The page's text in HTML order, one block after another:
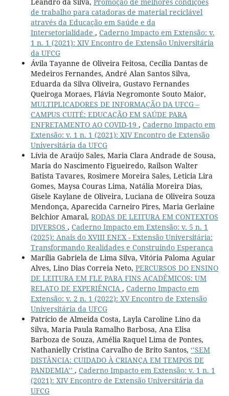
de trabalho para catadoras de material reciclável
através da Educação em Saúde e da
Intersetorialidade , Caderno Impacto em Extensão: v.
1 n. 1 (2021): XIV Encontro de Extensão Universitária
da UFCG
Ávila Tayanne de Oliveira Feitosa, Cecília Dantas de
Medeiros Fernandes, André Alan Santos Silva,
Eduarda da Silva Oliveira, Gustavo Fernandes
Queiroga Moraes, Flávia Negromonte Souto Maior,
MULTIPLICADORES DE INFORMAÇÃO DA UFCG –
CAMPUS CUITÉ: EDUCAÇÃO EM SAÚDE PARA
ENFRETAMENTO AO COVID-19 , Caderno Impacto em
Extensão: v. 1 n. 1 (2021): XIV Encontro de Extensão
Universitária da UFCG
Lívia de Araújo Sales, Maria Clara Andrade de Sousa,
Maria do Nascimento Figueiredo, Railson Walter
Batista Tavares, Rosimere Moreira Sales, Leticia Lira
Gomes, Maysa Couras Lima, Natália Moreira Dias,
Gisele Kaylane de Oliveira, Luciana de Oliveira Souza
Mendonça, Aparecida Carneiro Pires, Maria Gerlaine
Belchior Amaral, RODAS DE LEITURA EM CONTEXTOS
DIVERSOS , Caderno Impacto em Extensão: v. 5 n. 1
(2025): Anais do XVIII ENEX - Extensão Universitária:
Transformando Realidades e Construindo Esperança
Marília Gabriela de Lima Silva, Vitória Paloma Aguiar
Alves, Lino Dias Correia Neto, PERCURSOS DO ENSINO
DE LEITURA EM FLE PARA FINS ACADÊMICOS: UM
RELATO DE EXPERIÊNCIA , Caderno Impacto em
Extensão: v. 2 n. 1 (2022): XV Encontro de Extensão
Universitária da UFCG
Patrício de Almeida Costa, Layla Caroline Lino da
Silva, Maria Paula Ramalho Barbosa, Ana Elisa
Barboza de Souza, Amélia Raquel Lima de Pontes,
Nathanielly Cristina Carvalho de Brito Santos, ‘’SEM
DISTÂNCIA: CUIDADO À CRIANÇA EM TEMPOS DE
PANDEMIA’’ , Caderno Impacto em Extensão: v. 1 n. 1
(2021): XIV Encontro de Extensão Universitária da
UFCG